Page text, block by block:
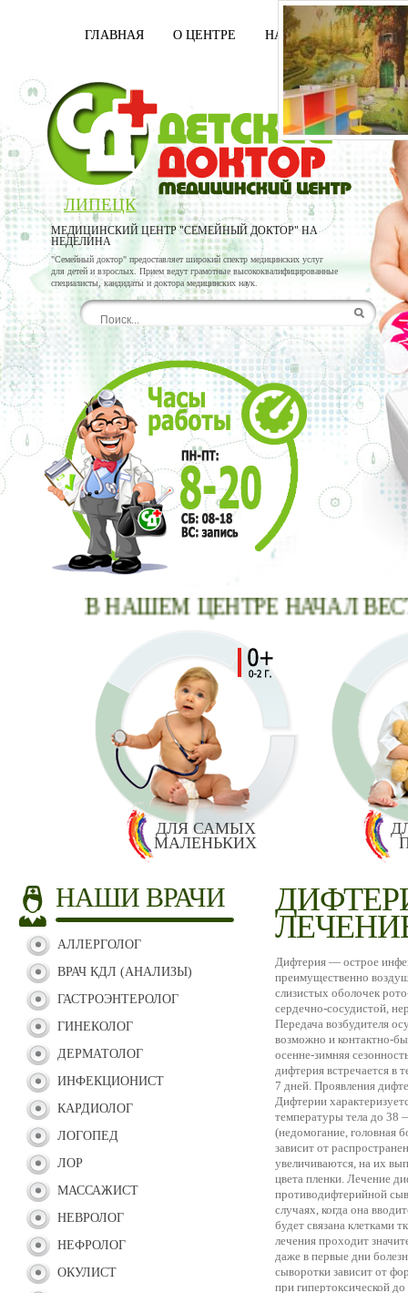
ГЛАВНАЯ О ЦЕНТРЕ НАШИ ВРАЧИ
ЛИПЕЦК
МЕДИЦИНСКИЙ ЦЕНТР "СЕМЕЙНЫЙ ДОКТОР" НА
НЕДЕЛИНА
"Семейный доктор" предоставляет широкий спектр медицинских услуг
для детей и взрослых. Прием ведут грамотные высококвалифицированные
специалисты, кандидаты и доктора медицинских наук.
В НАШЕМ ЦЕНТРЕ НАЧАЛ ВЕСТИ
ДЛЯ САМЫХ
МАЛЕНЬКИХ
НАШИ ВРАЧИ
АЛЛЕРГОЛОГ
ВРАЧ КДЛ (АНАЛИЗЫ)
ГАСТРОЭНТЕРОЛОГ
ГИНЕКОЛОГ
ДЕРМАТОЛОГ
ИНФЕКЦИОНИСТ
КАРДИОЛОГ
ЛОГОПЕД
ЛОР
МАССАЖИСТ
НЕВРОЛОГ
НЕФРОЛОГ
ОКУЛИСТ
Дифтерия — острое
преимущественно
слизистых оболочек
сердечно-сосудистой,
Передача возбудителя
возможно и контактно-
осенне-зимняя
дифтерия встречается в
7 дней. Проявления
Дифтерии
температуры тела до
(недомогание, головная
зависит от
увеличиваются, на их
цвета пленки. Лечение
противодифтерийной
случаях, когда она
будет связана клетками
лечения проходит
даже в первые дни
сыворотки зависит от
при гипертоксической